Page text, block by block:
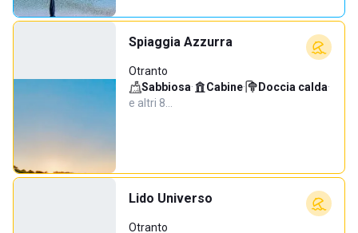
Spiaggia Azzurra
Otranto
Sabbiosa· Cabine· Doccia calda·
e altri 8…
Lido Universo
Otranto